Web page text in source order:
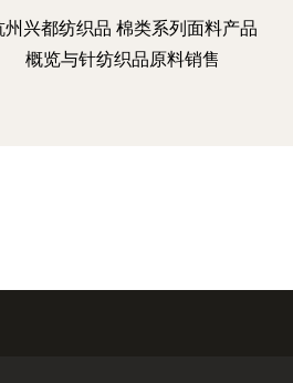
州兴都纺织品 棉类系列面料产品
概览与针纺织品原料销售